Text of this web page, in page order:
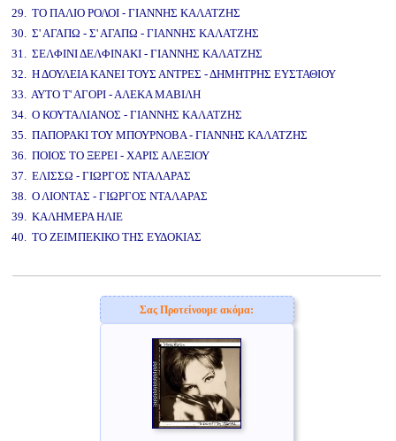
29. ΤΟ ΠΑΛΙΟ ΡΟΛΟΙ - ΓΙΑΝΝΗΣ ΚΑΛΑΤΖΗΣ
30. Σ' ΑΓΑΠΩ - Σ' ΑΓΑΠΩ - ΓΙΑΝΝΗΣ ΚΑΛΑΤΖΗΣ
31. ΣΕΛΦΙΝΙ ΔΕΛΦΙΝΑΚΙ - ΓΙΑΝΝΗΣ ΚΑΛΑΤΖΗΣ
32. Η ΔΟΥΛΕΙΑ ΚΑΝΕΙ ΤΟΥΣ ΑΝΤΡΕΣ - ΔΗΜΗΤΡΗΣ ΕΥΣΤΑΘΙΟΥ
33. ΑΥΤΟ Τ' ΑΓΟΡΙ - ΑΛΕΚΑ ΜΑΒΙΛΗ
34. Ο ΚΟΥΤΑΛΙΑΝΟΣ - ΓΙΑΝΝΗΣ ΚΑΛΑΤΖΗΣ
35. ΠΑΠΟΡΑΚΙ ΤΟΥ ΜΠΟΥΡΝΟΒΑ - ΓΙΑΝΝΗΣ ΚΑΛΑΤΖΗΣ
36. ΠΟΙΟΣ ΤΟ ΞΕΡΕΙ - ΧΑΡΙΣ ΑΛΕΞΙΟΥ
37. ΕΛΙΣΣΩ - ΓΙΩΡΓΟΣ ΝΤΑΛΑΡΑΣ
38. Ο ΛΙΟΝΤΑΣ - ΓΙΩΡΓΟΣ ΝΤΑΛΑΡΑΣ
39. ΚΑΛΗΜΕΡΑ ΗΛΙΕ
40. ΤΟ ΖΕΙΜΠΕΚΙΚΟ ΤΗΣ ΕΥΔΟΚΙΑΣ
Σας Προτείνουμε ακόμα: